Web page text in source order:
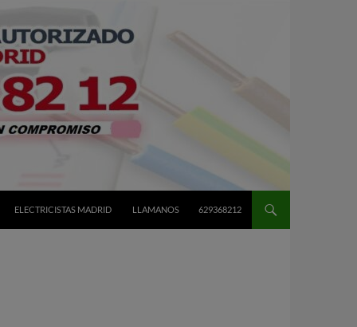
ELECTRICISTAS MADRID LLAMANOS 629368212